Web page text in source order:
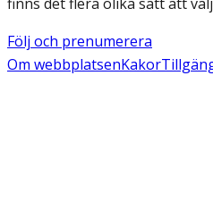
Följ och prenumerera
Om webbplatsenKakor